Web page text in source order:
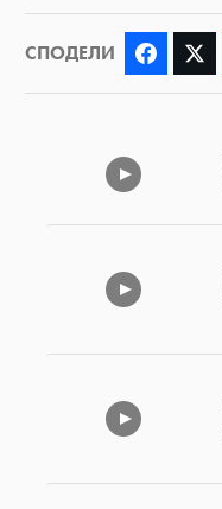
СПОДЕЛИ Facebook